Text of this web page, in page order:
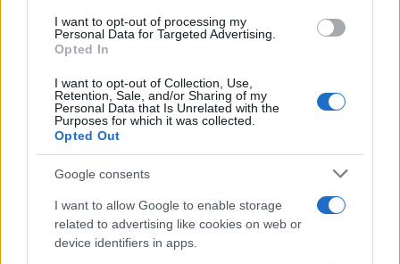
consent section.
I want to opt-out of processing my
Personal Data for Targeted Advertising.
Opted In
I want to opt-out of Collection, Use,
Retention, Sale, and/or Sharing of my
Personal Data that Is Unrelated with the
Purposes for which it was collected.
Opted Out
Google consents
I want to allow Google to enable storage
related to advertising like cookies on web or
device identifiers in apps.
CHI
SIAMO
PARTNERSHIP E
ACCREDITAMENTI